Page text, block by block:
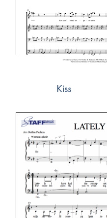
Kiss